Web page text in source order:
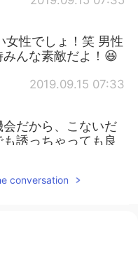
女性でしょ！笑 男性
んな素敵だよ！😆
2019.09.15 07:33
だから、こないだ
誘っちゃっても良
2019.09.15 07:20
conversation